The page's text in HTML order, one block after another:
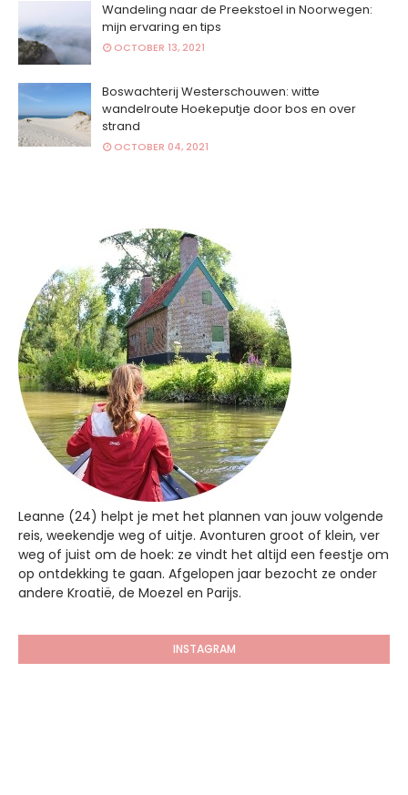
Wandeling naar de Preekstoel in Noorwegen:
mijn ervaring en tips
OCTOBER 13, 2021
Boswachterij Westerschouwen: witte
wandelroute Hoekeputje door bos en over
strand
OCTOBER 04, 2021
Leanne (24) helpt je met het plannen van jouw volgende
reis, weekendje weg of uitje. Avonturen groot of klein, ver
weg of juist om de hoek: ze vindt het altijd een feestje om
op ontdekking te gaan. Afgelopen jaar bezocht ze onder
andere Kroatië, de Moezel en Parijs.
INSTAGRAM